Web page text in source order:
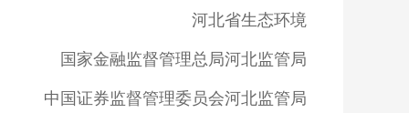
河北省生态环境
国家金融监督管理总局河北监管局
中国证券监督管理委员会河北监管局